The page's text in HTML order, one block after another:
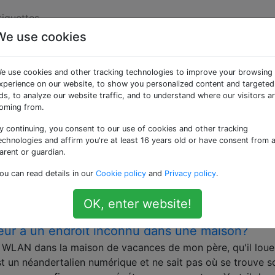
«router»
de données sur plusieurs réseaux. Les
du routeur.
de port et à quoi sert-elle?
«redirection de port» , mais il ne semble pas qu'il y en
et à quoi il sert. Alors: Qu'est-ce que la redirection de
je besoin?
à un endroit inconnu dans une maison?
dans la maison de vacances de mon père, qu'il
un néandertalien numérique et ne sait pas où se trouve
use cookies
use cookies and other tracking technologies to improve your browsing
on our website, to show you personalized content and targeted
to analyze our website traffic, and to understand where our visitors
from.
continuing, you consent to our use of cookies and other tracking
and affirm you're at least 16 years old or have consent from a
or guardian.
can read details in our Cookie policy and Privacy policy.
OK, enter website!